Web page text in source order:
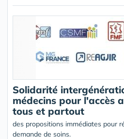
Solidarité
médecins pour l'accès
tous et partout
des propositions immédiates pour
demande de soins.